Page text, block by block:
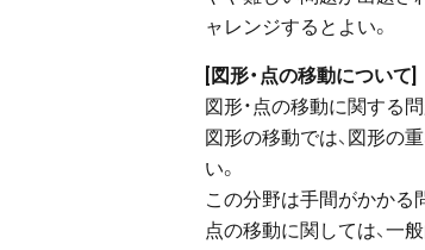
ャレンジするとよい。
[図形・点の移動について]
図形・点の移動に関する
図形の移動では、図形の
い。
この分野は手間がかかる
点の移動に関しては、一